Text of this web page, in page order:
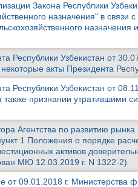
Закона Республики
назначения" в
Республики Узбекистан от
акты Президента
Республики Узбекистан от
признании утратившими
Агентства по развитию
1 Положения о порядке
активов
МЮ 12.03.2019 г. N 1322-2)
от 09.01.2018 г. Министерства